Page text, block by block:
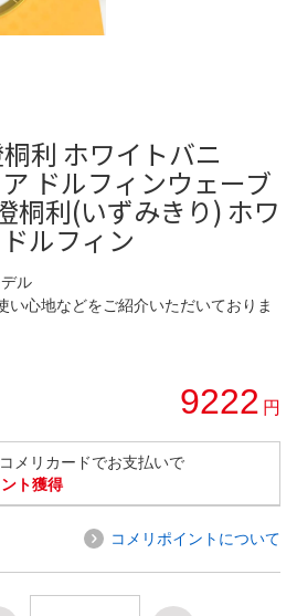
桐利 ホワイトバニ
ドルフィンウェーブ
桐利(いずみきり) ホワ
ルフィン
ル
い心地などをご紹介いただいておりま
9222 円
メリカードでお支払いで
ト獲得
コメリポイントについて